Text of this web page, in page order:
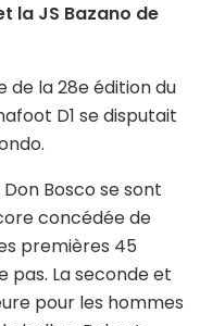
la JS Bazano de
la 28e édition du
D1 se disputait
Don Bosco se sont
concédée de
premières 45
pas. La seconde et
pour les hommes